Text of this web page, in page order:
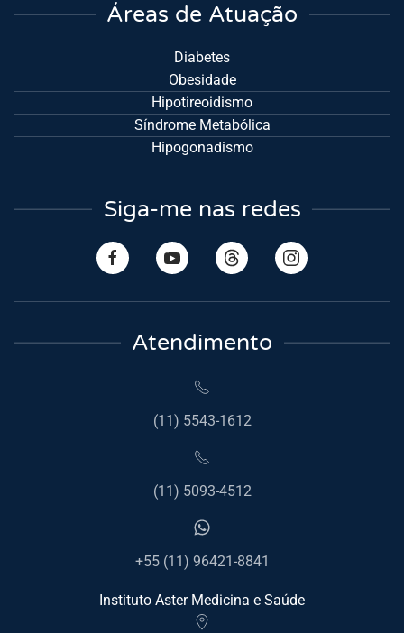
Áreas de Atuação
Diabetes
Obesidade
Hipotireoidismo
Síndrome Metabólica
Hipogonadismo
Siga-me nas redes
Atendimento
(11) 5543-1612
(11) 5093-4512
+55 (11) 96421-8841
Instituto Aster Medicina e Saúde